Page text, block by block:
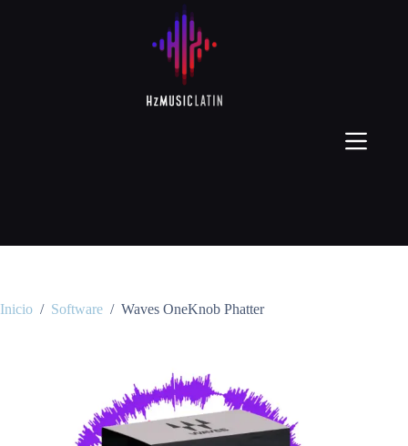
Inicio / Software / Waves OneKnob Phatter